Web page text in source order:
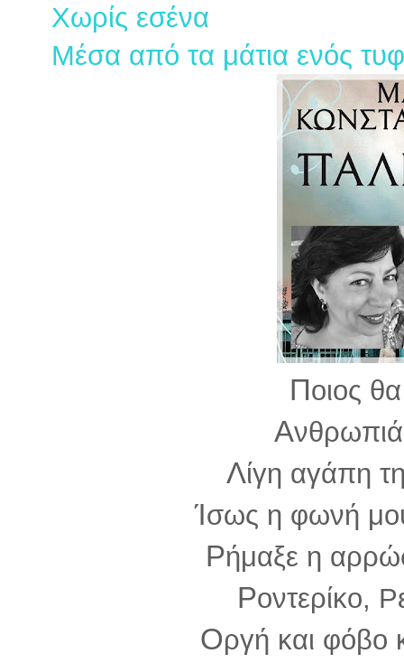
Χωρίς εσένα
Μέσα από τα μάτια ενός
Ποιος
Α
Λίγη αγάπη
Ίσως η φωνή
Ρήμαξε η
Ροντερίκο,
Οργή και φόβο